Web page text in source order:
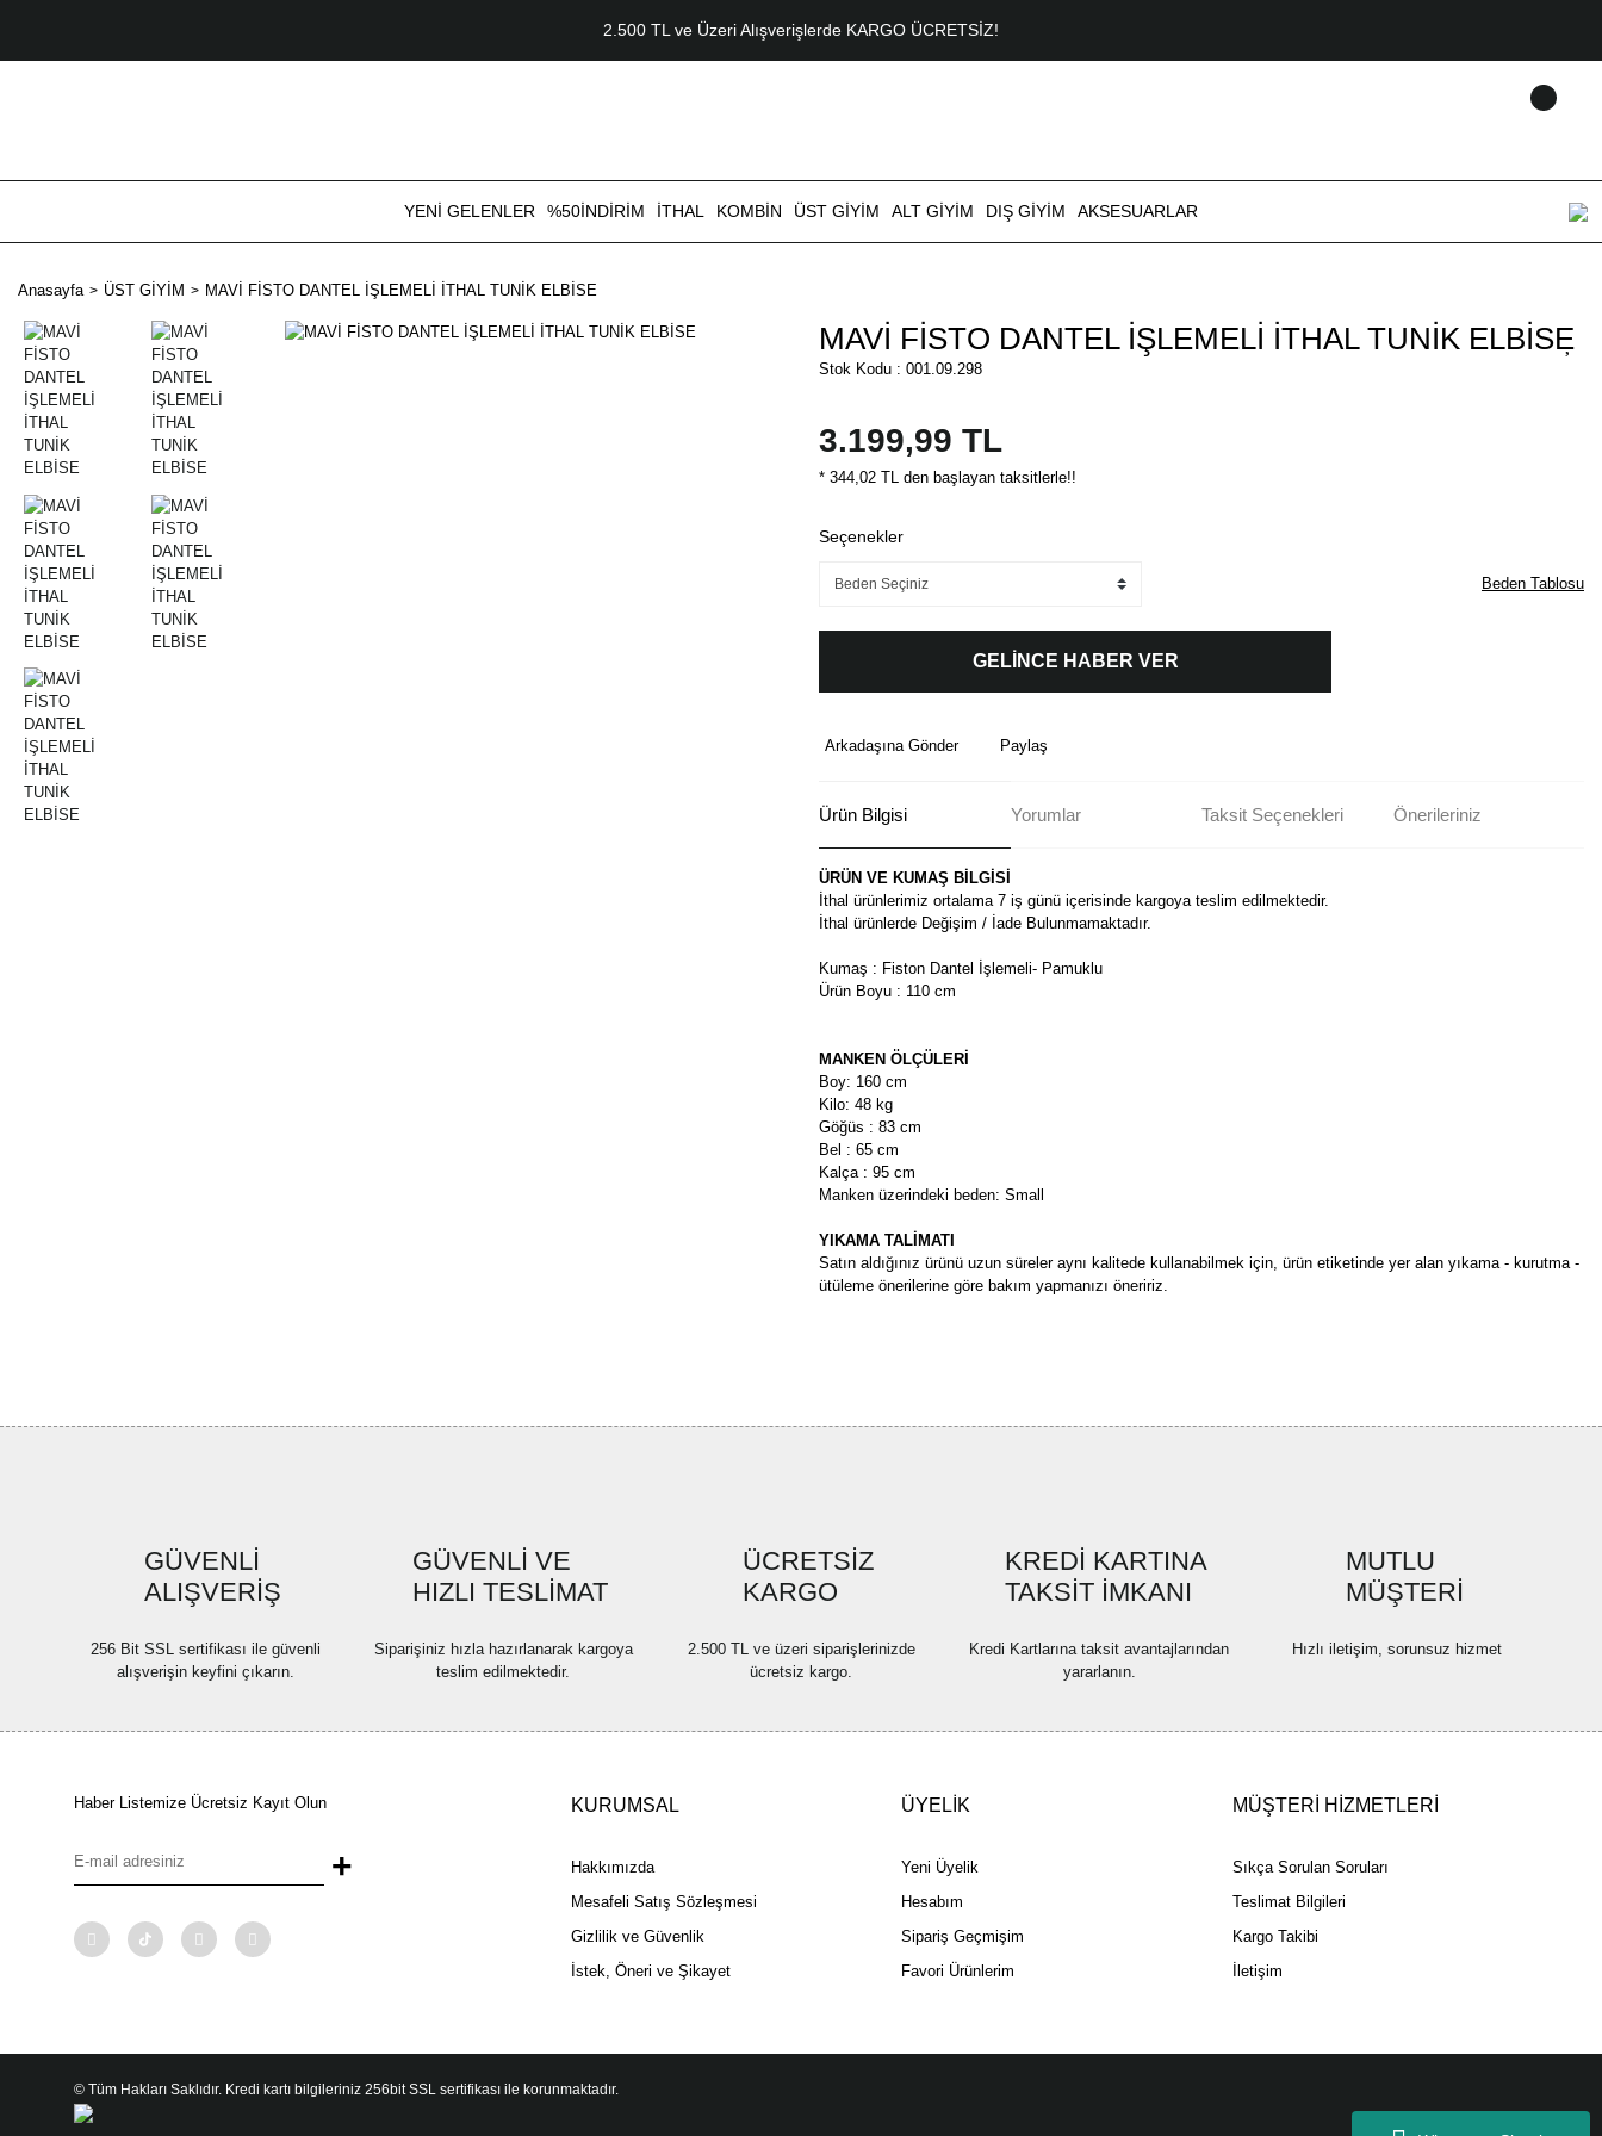
2.500 TL ve Üzeri Alışverişlerde KARGO ÜCRETSİZ!
YENİ GELENLER %50İNDİRİM İTHAL KOMBİN ÜST GİYİM ALT GİYİM DIŞ GİYİM AKSESUARLAR
Anasayfa ÜST GİYİM MAVİ FİSTO DANTEL İŞLEMELİ İTHAL TUNİK ELBİSE
MAVİ FİSTO DANTEL İŞLEMELİ İTHAL TUNİK ELBİSE
Stok Kodu : 001.09.298
3.199,99 TL
* 344,02 TL den başlayan taksitlerle!!
Seçenekler
Beden Tablosu
GELİNCE HABER VER
Arkadaşına Gönder Paylaş
Ürün Bilgisi Yorumlar Taksit Seçenekleri Önerileriniz
ÜRÜN VE KUMAŞ BİLGİSİ
İthal ürünlerimiz ortalama 7 iş günü içerisinde kargoya teslim edilmektedir.
İthal ürünlerde Değişim / İade Bulunmamaktadır.
Kumaş : Fiston Dantel İşlemeli- Pamuklu
Ürün Boyu : 110 cm
MANKEN ÖLÇÜLERİ
Boy: 160 cm
Kilo: 48 kg
Göğüs : 83 cm
Bel : 65 cm
Kalça : 95 cm
Manken üzerindeki beden: Small
YIKAMA TALİMATI
Satın aldığınız ürünü uzun süreler aynı kalitede kullanabilmek için, ürün etiketinde yer alan yıkama - kurutma -
ütüleme önerilerine göre bakım yapmanızı öneririz.
Ürün fiyatı diğer sitelerden daha pahalı.
Bu ürüne benzer farklı alternatifler olmalı.
GÜVENLİ
ALIŞVERİŞ
256 Bit SSL sertifikası ile güvenli
alışverişin keyfini çıkarın.
GÜVENLİ VE
HIZLI TESLİMAT
Siparişiniz hızla hazırlanarak kargoya
teslim edilmektedir.
ÜCRETSİZ
KARGO
2.500 TL ve üzeri siparişlerinizde
ücretsiz kargo.
KREDİ KARTINA
TAKSİT İMKANI
Kredi Kartlarına taksit avantajlarından
yararlanın.
MUTLU
MÜŞTERİ
Hızlı iletişim, sorunsuz hizmet
Haber Listemize Ücretsiz Kayıt Olun
+
KURUMSAL
Hakkımızda
Mesafeli Satış Sözleşmesi
Gizlilik ve Güvenlik
İstek, Öneri ve Şikayet
ÜYELİK
Yeni Üyelik
Hesabım
Sipariş Geçmişim
Favori Ürünlerim
MÜŞTERİ HİZMETLERİ
Sıkça Sorulan Soruları
Teslimat Bilgileri
Kargo Takibi
İletişim
© Tüm Hakları Saklıdır. Kredi kartı bilgileriniz 256bit SSL sertifikası ile korunmaktadır.